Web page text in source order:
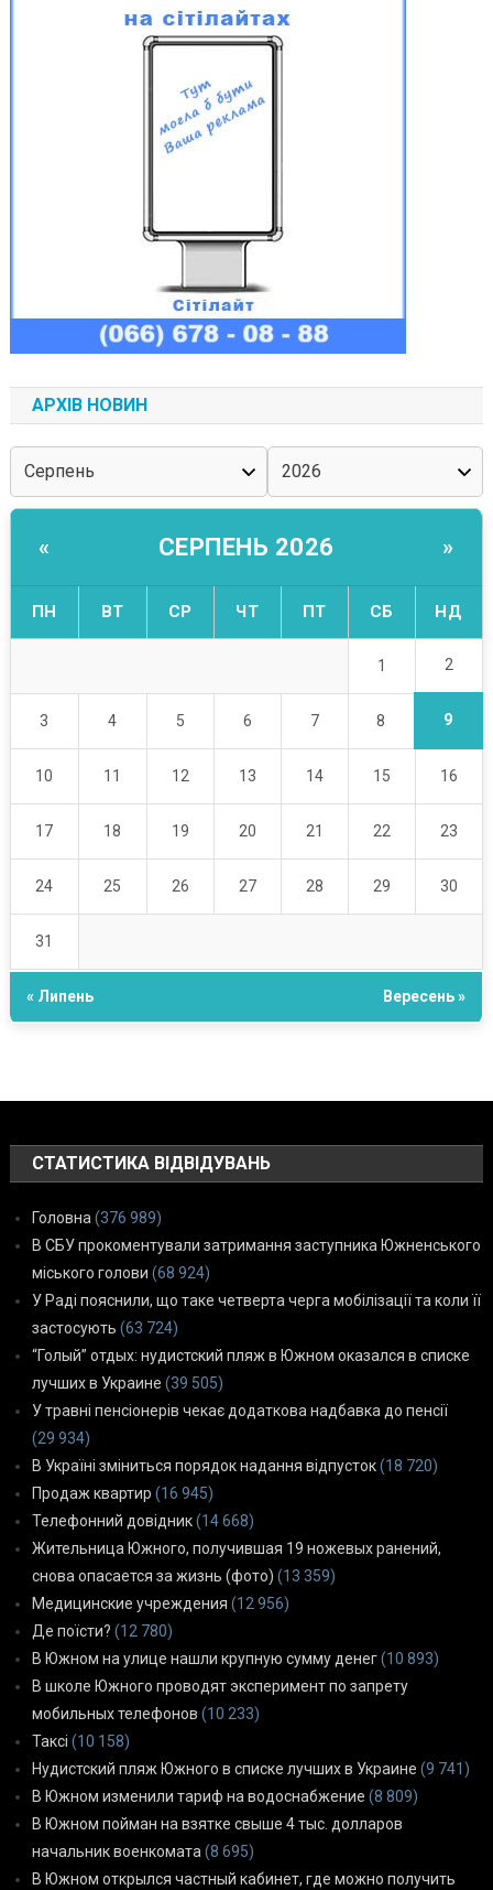
АРХІВ НОВИН
« СЕРПЕНЬ 2026 »
ПН ВТ СР ЧТ ПТ СБ НД
1 2
3 4 5 6 7 8 9
10 11 12 13 14 15 16
17 18 19 20 21 22 23
24 25 26 27 28 29 30
31
« Липень Вересень »
СТАТИСТИКА ВІДВІДУВАНЬ
Головна (376 989)
В СБУ прокоментували затримання заступника Южненського
міського голови (68 924)
У Раді пояснили, що таке четверта черга мобілізації та коли її
застосують (63 724)
“Голый” отдых: нудистский пляж в Южном оказался в списке
лучших в Украине (39 505)
У травні пенсіонерів чекає додаткова надбавка до пенсії
(29 934)
В Україні зміниться порядок надання відпусток(18 720)
Продаж квартир (16 945)
Телефонний довідник(14 668)
Жительница Южного, получившая 19 ножевых ранений,
снова опасается за жизнь (фото) (13 359)
Медицинские учреждения (12 956)
Де поїсти? (12 780)
В Южном на улице нашли крупную сумму денег(10 893)
В школе Южного проводят эксперимент по запрету
мобильных телефонов (10 233)
Таксі (10 158)
Нудистский пляж Южного в списке лучших в Украине (9 741)
В Южном изменили тариф на водоснабжение (8 809)
В Южном пойман на взятке свыше 4 тыс. долларов
начальник военкомата (8 695)
В Южном открылся частный кабинет, где можно получить